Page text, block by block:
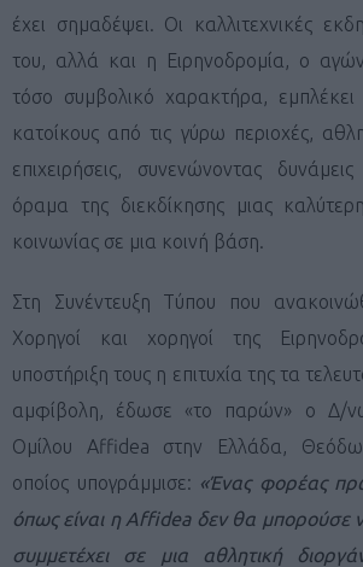
έχει σημαδέψει. Οι καλλιτεχνικές
του, αλλά και η Ειρηνοδρομία, ο
τόσο συμβολικό χαρακτήρα,
κατοίκους από τις γύρω περιοχές,
επιχειρήσεις, συνενώνοντας
όραμα της διεκδίκησης μιας
κοινωνίας σε μια κοινή βάση.
Στη Συνέντευξη Τύπου που
Χορηγοί και χορηγοί της
υποστήριξη τους η επιτυχία της τα
αμφίβολη, έδωσε «το παρών» ο Δ/
Ομίλου Affidea στην Ελλάδα,
οποίος υπογράμμισε: «Ένας φορέας
όπως είναι η Affidea δεν θα μπορούσε
συμμετέχει σε μια αθλητική